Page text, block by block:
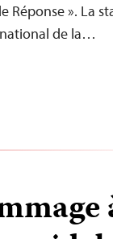
Réponse ». La
national de la…